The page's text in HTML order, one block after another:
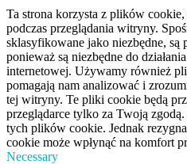
Ta strona korzysta z plików
podczas przeglądania witryny.
sklasyfikowane jako niezbędne, są
ponieważ są niezbędne do
internetowej. Używamy również
pomagają nam analizować i
tej witryny. Te pliki cookie będą
przeglądarce tylko za Twoją
tych plików cookie. Jednak
cookie może wpłynąć na komfort
Necessary